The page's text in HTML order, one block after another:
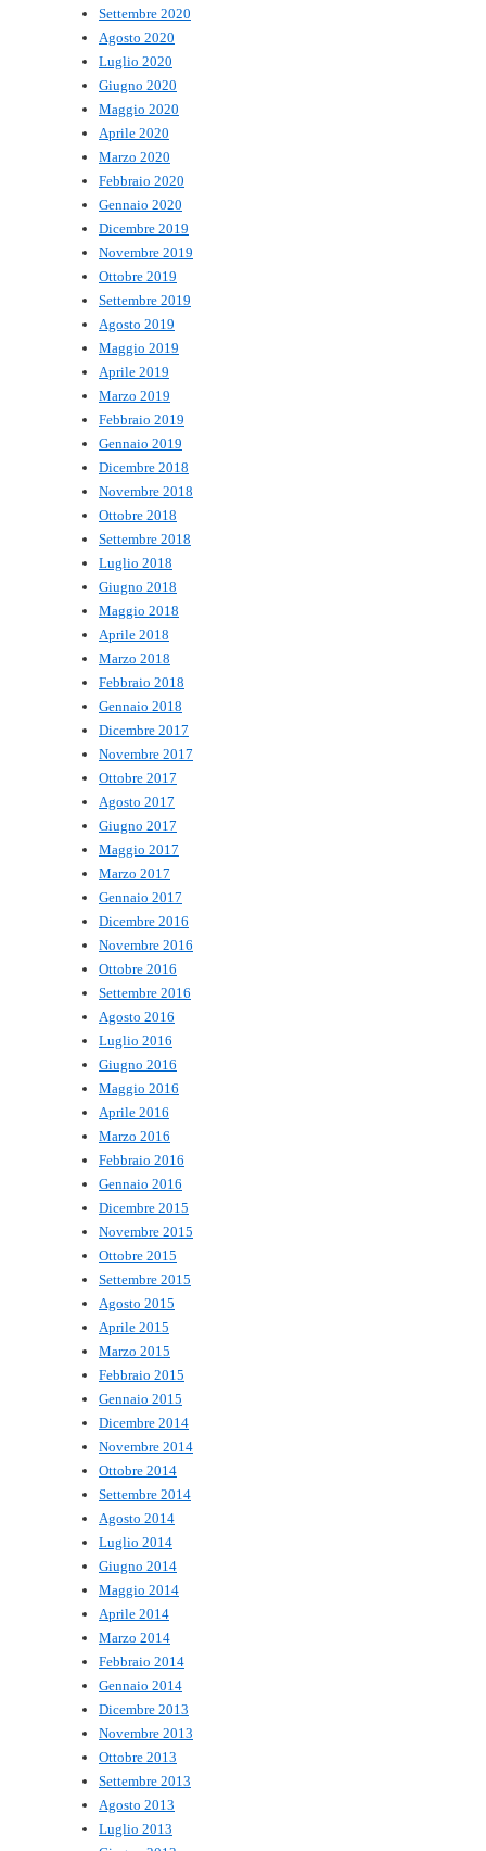
Settembre 2020
Agosto 2020
Luglio 2020
Giugno 2020
Maggio 2020
Aprile 2020
Marzo 2020
Febbraio 2020
Gennaio 2020
Dicembre 2019
Novembre 2019
Ottobre 2019
Settembre 2019
Agosto 2019
Maggio 2019
Aprile 2019
Marzo 2019
Febbraio 2019
Gennaio 2019
Dicembre 2018
Novembre 2018
Ottobre 2018
Settembre 2018
Luglio 2018
Giugno 2018
Maggio 2018
Aprile 2018
Marzo 2018
Febbraio 2018
Gennaio 2018
Dicembre 2017
Novembre 2017
Ottobre 2017
Agosto 2017
Giugno 2017
Maggio 2017
Marzo 2017
Gennaio 2017
Dicembre 2016
Novembre 2016
Ottobre 2016
Settembre 2016
Agosto 2016
Luglio 2016
Giugno 2016
Maggio 2016
Aprile 2016
Marzo 2016
Febbraio 2016
Gennaio 2016
Dicembre 2015
Novembre 2015
Ottobre 2015
Settembre 2015
Agosto 2015
Aprile 2015
Marzo 2015
Febbraio 2015
Gennaio 2015
Dicembre 2014
Novembre 2014
Ottobre 2014
Settembre 2014
Agosto 2014
Luglio 2014
Giugno 2014
Maggio 2014
Aprile 2014
Marzo 2014
Febbraio 2014
Gennaio 2014
Dicembre 2013
Novembre 2013
Ottobre 2013
Settembre 2013
Agosto 2013
Luglio 2013